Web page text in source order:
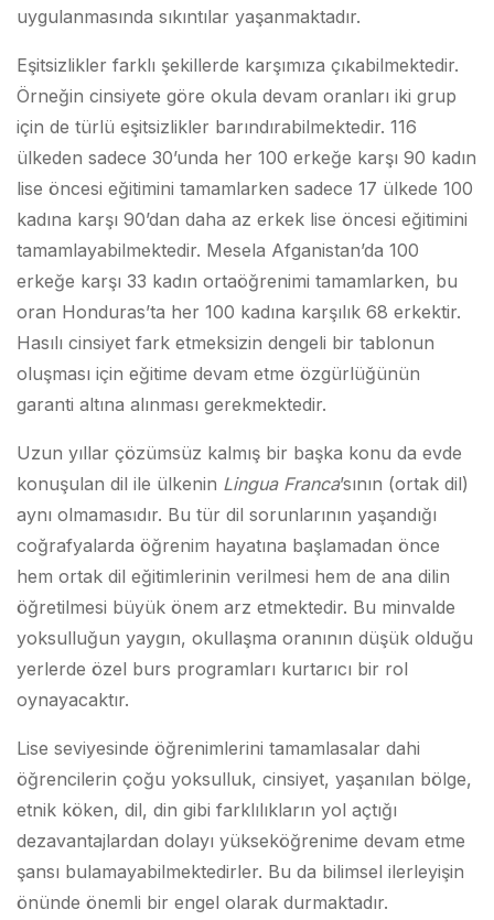
uygulanmasında sıkıntılar yaşanmaktadır.
Eşitsizlikler farklı şekillerde karşımıza çıkabilmektedir.
Örneğin cinsiyete göre okula devam oranları iki grup
için de türlü eşitsizlikler barındırabilmektedir. 116
ülkeden sadece 30’unda her 100 erkeğe karşı 90 kadın
lise öncesi eğitimini tamamlarken sadece 17 ülkede 100
kadına karşı 90’dan daha az erkek lise öncesi eğitimini
tamamlayabilmektedir. Mesela Afganistan’da 100
erkeğe karşı 33 kadın ortaöğrenimi tamamlarken, bu
oran Honduras’ta her 100 kadına karşılık 68 erkektir.
Hasılı cinsiyet fark etmeksizin dengeli bir tablonun
oluşması için eğitime devam etme özgürlüğünün
garanti altına alınması gerekmektedir.
Uzun yıllar çözümsüz kalmış bir başka konu da evde
konuşulan dil ile ülkenin Lingua Franca’sının (ortak dil)
aynı olmamasıdır. Bu tür dil sorunlarının yaşandığı
coğrafyalarda öğrenim hayatına başlamadan önce
hem ortak dil eğitimlerinin verilmesi hem de ana dilin
öğretilmesi büyük önem arz etmektedir. Bu minvalde
yoksulluğun yaygın, okullaşma oranının düşük olduğu
yerlerde özel burs programları kurtarıcı bir rol
oynayacaktır.
Lise seviyesinde öğrenimlerini tamamlasalar dahi
öğrencilerin çoğu yoksulluk, cinsiyet, yaşanılan bölge,
etnik köken, dil, din gibi farklılıkların yol açtığı
dezavantajlardan dolayı yükseköğrenime devam etme
şansı bulamayabilmektedirler. Bu da bilimsel ilerleyişin
önünde önemli bir engel olarak durmaktadır.